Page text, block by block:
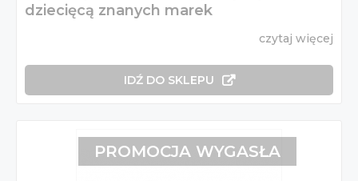
dziecięcą znanych marek
czytaj więcej
IDŹ DO SKLEPU
PROMOCJA WYGASŁA